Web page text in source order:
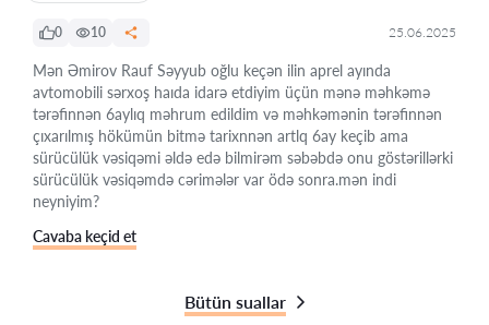
0 10 25.06.2025
Mən Əmirov Rauf Səyyub oğlu keçən ilin aprel ayında
avtomobili sərxoş haıda idarə etdiyim üçün mənə məhkəmə
tərəfinnən 6aylıq məhrum edildim və məhkəmənin tərəfinnən
çıxarılmış hökümün bitmə tarixnnən artlq 6ay keçib ama
sürücülük vəsiqəmi əldə edə bilmirəm səbəbdə onu göstərillərki
sürücülük vəsiqəmdə cərimələr var ödə sonra.mən indi
neyniyim?
Cavaba keçid et
Bütün suallar